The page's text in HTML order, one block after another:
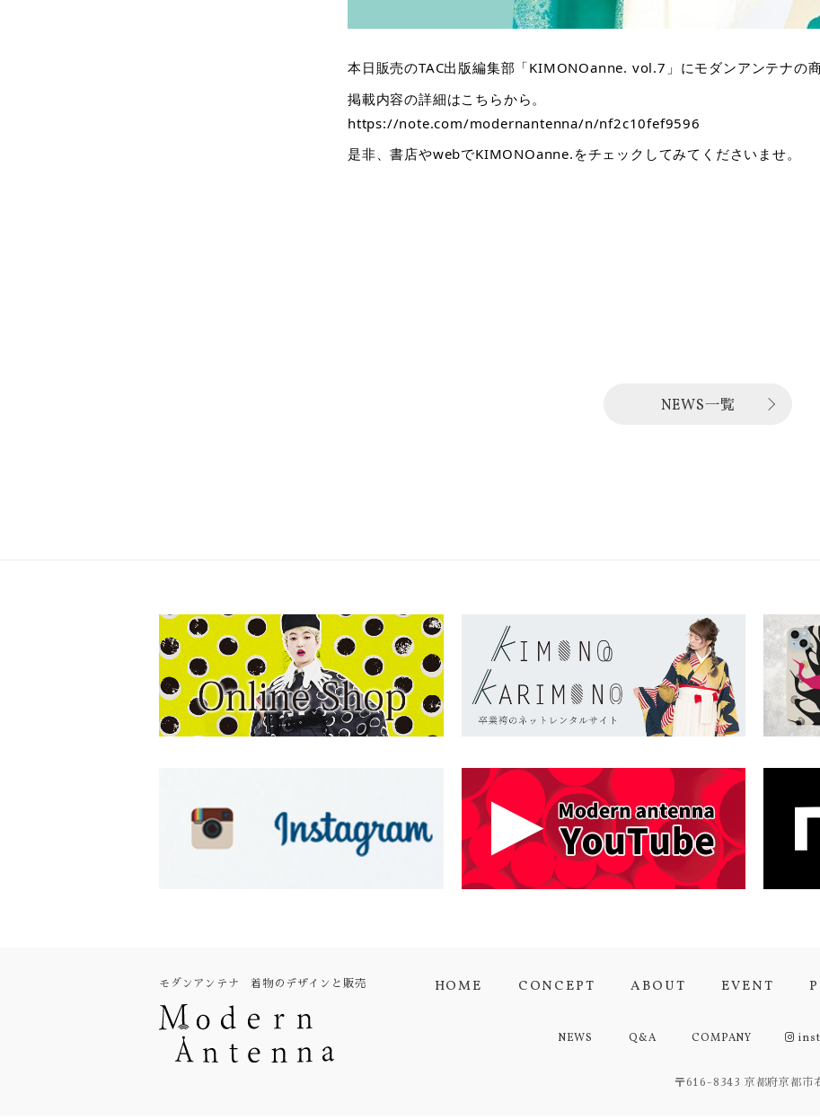
本日販売のTAC出版編集部「KIMONOanne. vol.7」にモダンアンテナの
掲載内容の詳細はこちらから。
https://note.com/modernantenna/n/nf2c10fef9596
是非、書店やwebでKIMONOanne.をチェックしてみてくださいませ。
NEWS一覧
HOME CONCEPT ABOUT EVENT
NEWS Q&A COMPANY
モダンアンテナ 着物のデザインと販売
〒616-8343 京都府京都市